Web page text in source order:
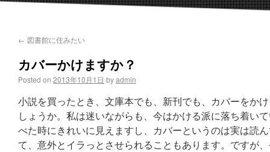
← 図書館に住みたい
カバーかけますか？
Posted on 2013年10月1日 byadmin
小説を買ったとき、文庫本でも、新刊でも、カバーをか
しょうか。私は迷いながらも、今はかける派に落ち着い
べた時にきれいに見えますし、カバーというのは実は読
て、意外とイラっとさせられることもあります。ですが